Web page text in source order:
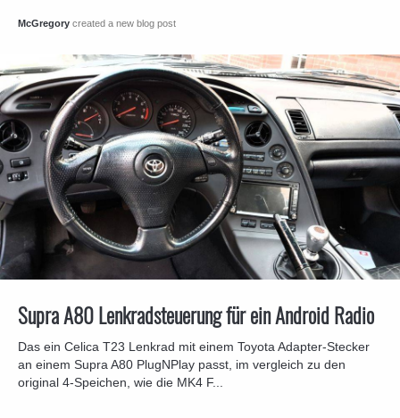
McGregory created a new blog post
Supra A80 Lenkradsteuerung für ein Android Radio
Das ein Celica T23 Lenkrad mit einem Toyota Adapter-Stecker
an einem Supra A80 PlugNPlay passt, im vergleich zu den
original 4-Speichen, wie die MK4 F...